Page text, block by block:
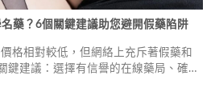
藥？6個關鍵建議助您避開假藥陷阱
格相對較低，但網絡上充斥著假藥和
鍵建議：選擇有信譽的在線藥局、確認